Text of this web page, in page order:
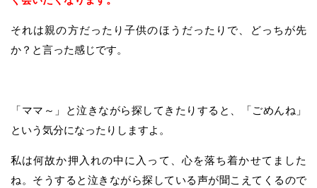
それは親の方だったり子供のほうだったりで、どっちが先
か？と言った感じです。
「ママ～」と泣きながら探してきたりすると、「ごめんね」
という気分になったりしますよ。
私は何故か押入れの中に入って、心を落ち着かせてました
ね。そうすると泣きながら探している声が聞こえてくるので